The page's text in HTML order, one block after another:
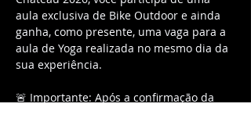
aula exclusiva de Bike Outdoor e ainda
ganha, como presente, uma vaga para a
aula de Yoga realizada no mesmo dia da
sua experiência.
🚨 Importante: Após a confirmação da